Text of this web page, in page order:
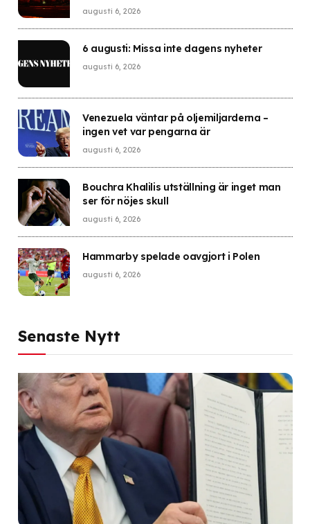
augusti 6, 2026
6 augusti: Missa inte dagens nyheter
augusti 6, 2026
Venezuela väntar på oljemiljarderna –
ingen vet var pengarna är
augusti 6, 2026
Bouchra Khalilis utställning är inget man
ser för nöjes skull
augusti 6, 2026
Hammarby spelade oavgjort i Polen
augusti 6, 2026
Senaste Nytt